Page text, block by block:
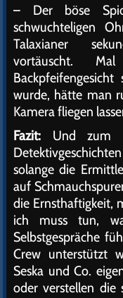
– Der böse
schwuchteligen
Talaxianer
vortäuscht.
wurde, hätte man
Kamera fliegen
Fazit: Und zum
solange die
auf
die Ernsthaftigkeit,
ich muss tun,
Selbstgespräche
Crew unterstützt
Seska und Co.
oder verstellen die